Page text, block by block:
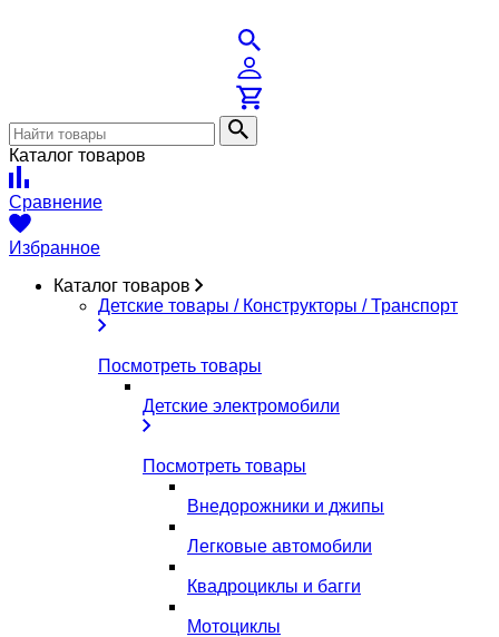
Каталог товаров
Сравнение
Избранное
Каталог товаров
Детские товары / Конструкторы / Транспорт
Посмотреть товары
Детские электромобили
Посмотреть товары
Внедорожники и джипы
Легковые автомобили
Квадроциклы и багги
Мотоциклы